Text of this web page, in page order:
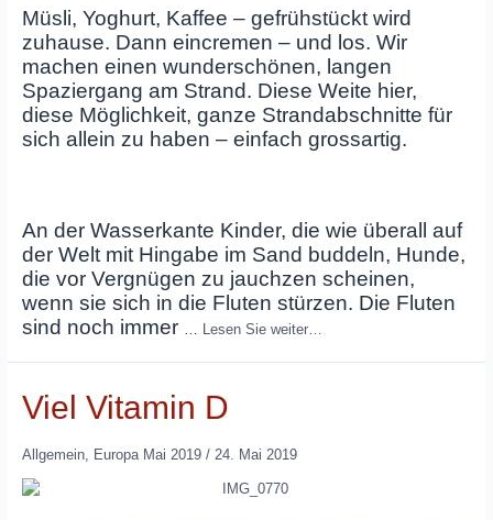
Müsli, Yoghurt, Kaffee – gefrühstückt wird
zuhause. Dann eincremen – und los. Wir
machen einen wunderschönen, langen
Spaziergang am Strand. Diese Weite hier,
diese Möglichkeit, ganze Strandabschnitte für
sich allein zu haben – einfach grossartig.
An der Wasserkante Kinder, die wie überall auf
der Welt mit Hingabe im Sand buddeln, Hunde,
die vor Vergnügen zu jauchzen scheinen,
wenn sie sich in die Fluten stürzen. Die Fluten
sind noch immer … Lesen Sie weiter…
Viel Vitamin D
Allgemein, Europa Mai 2019/ 24. Mai 2019